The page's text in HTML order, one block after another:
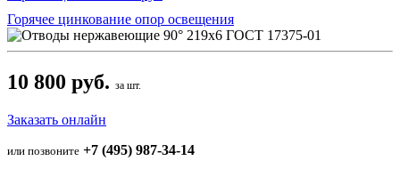
Горячее цинкование опор освещения
10 800 руб. за шт.
Заказать онлайн
или позвоните +7 (495) 987-34-14